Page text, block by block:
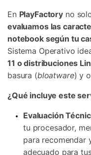
En PlayFactory no
evaluamos las
notebook según tu
Sistema Operativo
11 o distribuciones
basura (bloatware) y
¿Qué incluye este
Evaluación
tu procesador,
para recomendar
adecuado para